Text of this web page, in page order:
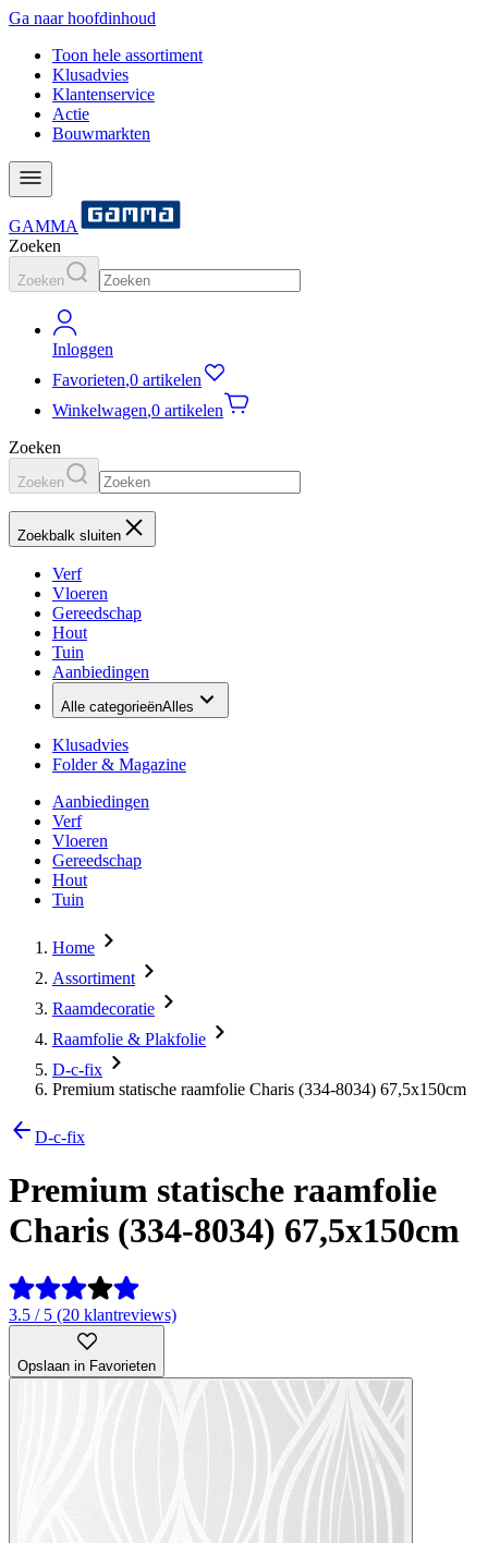
Ga naar hoofdinhoud
Toon hele assortiment
Klusadvies
Klantenservice
Actie
Bouwmarkten
GAMMA
Zoeken
Zoeken
Inloggen
Favorieten,0 artikelen
Winkelwagen,0 artikelen
Zoeken
Zoeken
Zoekbalk sluiten
Verf
Vloeren
Gereedschap
Hout
Tuin
Aanbiedingen
Alle categorieënAlles
Klusadvies
Folder & Magazine
Aanbiedingen
Verf
Vloeren
Gereedschap
Hout
Tuin
Home
Assortiment
Raamdecoratie
Raamfolie & Plakfolie
D-c-fix
Premium statische raamfolie Charis (334-8034) 67,5x150cm
D-c-fix
Premium statische raamfolie
Charis (334-8034) 67,5x150cm
3.5 / 5 (20 klantreviews)
Opslaan in Favorieten